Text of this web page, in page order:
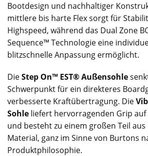
Bootdesign und nachhaltiger
mittlere bis harte Flex sorgt für
Highspeed, während das Dual Zone
Sequence™ Technologie eine
blitzschnelle Anpassung ermöglicht.
DieStep On™ EST® Außensohle
Schwerpunkt für ein direkteres
verbesserte Kraftübertragung. Die
Sohle liefert hervorragenden Grip auf
und besteht zu einem großen Teil
Material, ganz im Sinne von Burtons
Produktphilosophie.